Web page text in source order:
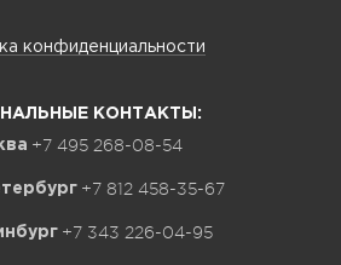
конфиденциальности
КОНТАКТЫ:
+7 495 268-08-54
+7 812 458-35-67
+7 343 226-04-95